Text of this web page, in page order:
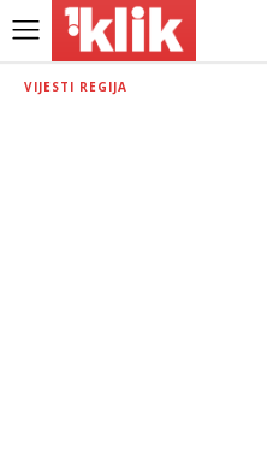
VIJESTI REGIJA